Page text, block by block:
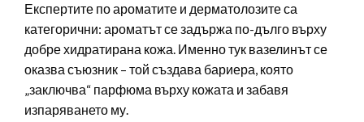
Експертите по ароматите и дерматолозите са
категорични: ароматът се задържа по-дълго върху
добре хидратирана кожа. Именно тук вазелинът се
оказва съюзник – той създава бариера, която
„заключва“ парфюма върху кожата и забавя
изпаряването му.